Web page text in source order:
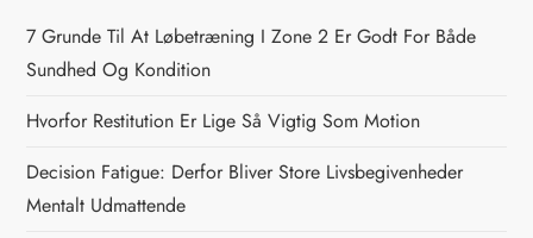
n
a
v
i
7 Grunde Til At Løbetræning I Zone 2 Er Godt For Både
Sundhed Og Kondition
Hvorfor Restitution Er Lige Så Vigtig Som Motion
Decision Fatigue: Derfor Bliver Store Livsbegivenheder
Mentalt Udmattende